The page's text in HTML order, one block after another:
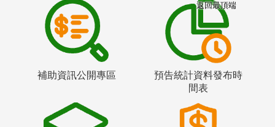
補助資訊公開專區
預告統計資料發布時
間表
返回最頂端